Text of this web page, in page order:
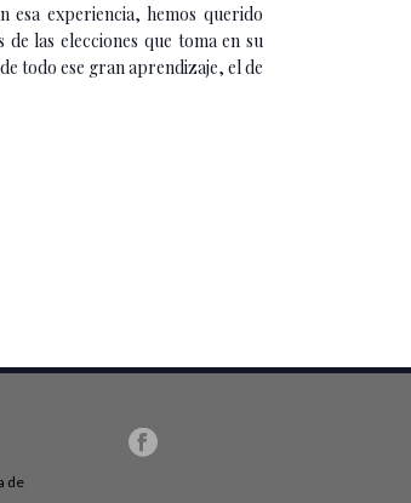
esa experiencia, hemos querido
las elecciones que toma en su
todo ese gran aprendizaje, el de
de